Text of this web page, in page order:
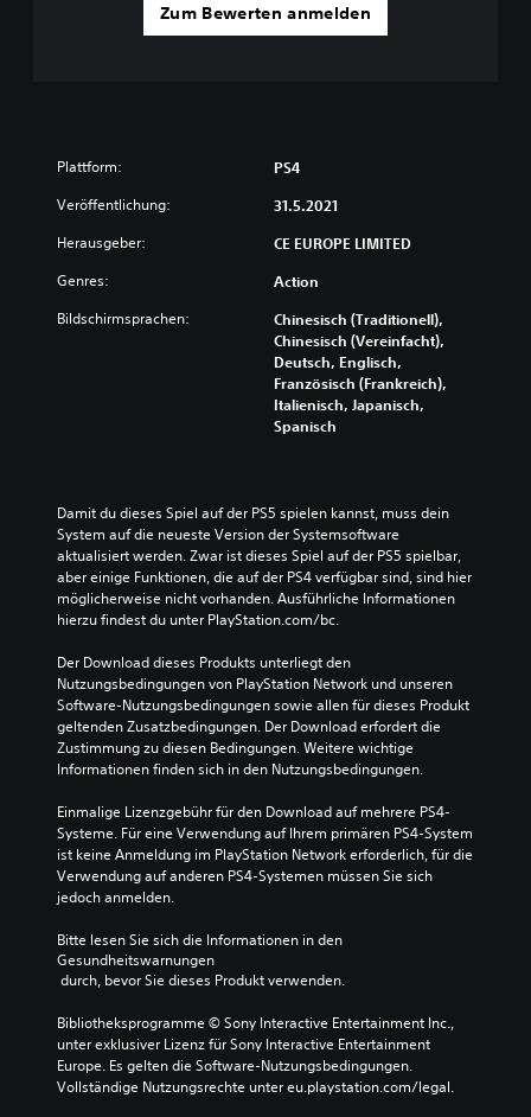
Zum Bewerten anmelden
Plattform: PS4
Veröffentlichung: 31.5.2021
Herausgeber: CE EUROPE LIMITED
Genres: Action
Bildschirmsprachen:
Chinesisch (Traditionell),
Chinesisch (Vereinfacht),
Deutsch, Englisch,
Französisch (Frankreich),
Italienisch, Japanisch,
Spanisch
Damit du dieses Spiel auf der PS5 spielen kannst, muss dein
System auf die neueste Version der Systemsoftware
aktualisiert werden. Zwar ist dieses Spiel auf der PS5 spielbar,
aber einige Funktionen, die auf der PS4 verfügbar sind, sind hier
möglicherweise nicht vorhanden. Ausführliche Informationen
hierzu findest du unter PlayStation.com/bc.
Der Download dieses Produkts unterliegt den
Nutzungsbedingungen von PlayStation Network und unseren
Software-Nutzungsbedingungen sowie allen für dieses Produkt
geltenden Zusatzbedingungen. Der Download erfordert die
Zustimmung zu diesen Bedingungen. Weitere wichtige
Informationen finden sich in den Nutzungsbedingungen.
Einmalige Lizenzgebühr für den Download auf mehrere PS4-
Systeme. Für eine Verwendung auf Ihrem primären PS4-System
ist keine Anmeldung im PlayStation Network erforderlich, für die
Verwendung auf anderen PS4-Systemen müssen Sie sich
jedoch anmelden.
Bitte lesen Sie sich die Informationen in den
Gesundheitswarnungen
durch, bevor Sie dieses Produkt verwenden.
Bibliotheksprogramme © Sony Interactive Entertainment Inc.,
unter exklusiver Lizenz für Sony Interactive Entertainment
Europe. Es gelten die Software-Nutzungsbedingungen.
Vollständige Nutzungsrechte unter eu.playstation.com/legal.